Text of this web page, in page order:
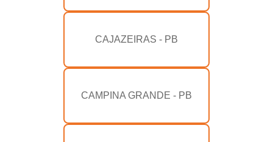
CAJAZEIRAS - PB
CAMPINA GRANDE - PB